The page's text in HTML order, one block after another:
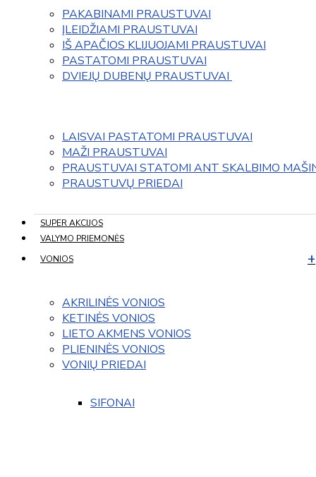
PAKABINAMI PRAUSTUVAI
ĮLEIDŽIAMI PRAUSTUVAI
IŠ APAČIOS KLIJUOJAMI PRAUSTUVAI
PASTATOMI PRAUSTUVAI
DVIEJŲ DUBENŲ PRAUSTUVAI
LAISVAI PASTATOMI PRAUSTUVAI
MAŽI PRAUSTUVAI
PRAUSTUVAI STATOMI ANT SKALBIMO
PRAUSTUVŲ PRIEDAI
SUPER AKCIJOS
VALYMO PRIEMONĖS
VONIOS
AKRILINĖS VONIOS
KETINĖS VONIOS
LIETO AKMENS VONIOS
PLIENINĖS VONIOS
VONIŲ PRIEDAI
SIFONAI